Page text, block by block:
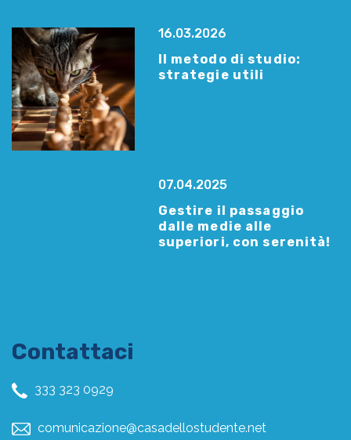
16.03.2026
Il metodo di studio:
strategie utili
07.04.2025
Gestire il passaggio
dalle medie alle
superiori, con serenità!
Contattaci
333 323 0929
comunicazione@casadellostudente.net